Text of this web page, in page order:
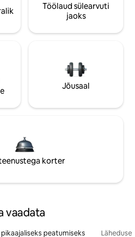
Töölaud sülearvuti
jaoks
Jõusaal
korter
vaadata
peatumiseks